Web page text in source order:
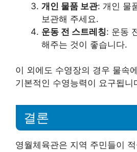
개인 물품 보관: 개인 물
보관해 주세요.
운동 전 스트레칭: 운동
해주는 것이 좋습니다.
이 외에도 수영장의 경우 물속
기본적인 수영능력이 요구됩니
결론
영월체육관은 지역 주민들이